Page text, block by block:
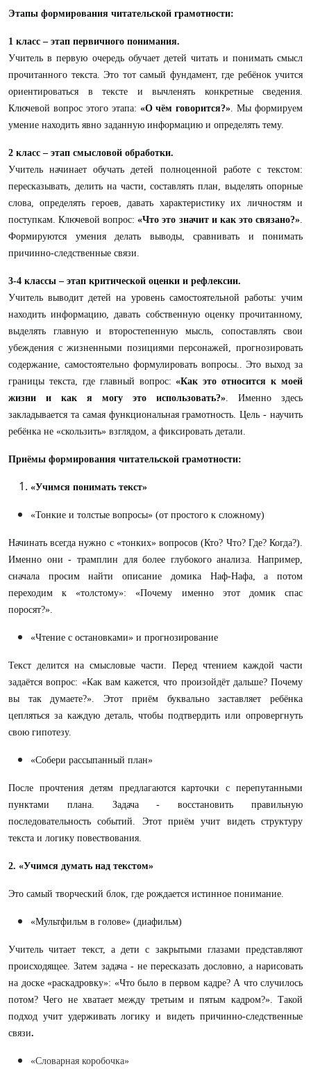
Этапы формирования читательской грамотности:
1 класс – этап первичного понимания.
Учитель в первую очередь обучает детей читать и понимать смысл
прочитанного текста. Это тот самый фундамент, где ребёнок учится
ориентироваться в тексте и вычленять конкретные сведения.
Ключевой вопрос этого этапа: «О чём говорится?». Мы формируем
умение находить явно заданную информацию и определять тему.
2 класс – этап смысловой обработки.
Учитель начинает обучать детей полноценной работе с текстом:
пересказывать, делить на части, составлять план, выделять опорные
слова, определять героев, давать характеристику их личностям и
поступкам. Ключевой вопрос:«Что это значит и как это связано?».
Формируются умения делать выводы, сравнивать и понимать
причинно-следственные связи.
3-4 классы – этап критической оценки и рефлексии.
Учитель выводит детей на уровень самостоятельной работы: учим
находить информацию, давать собственную оценку прочитанному,
выделять главную и второстепенную мысль, сопоставлять свои
убеждения с жизненными позициями персонажей, прогнозировать
содержание, самостоятельно формулировать вопросы.. Это выход за
границы текста, где главный вопрос:«Как это относится к моей
жизни и как я могу это использовать?». Именно здесь
закладывается та самая функциональная грамотность. Цель - научить
ребёнка не «скользить» взглядом, а фиксировать детали.
Приёмы формирования читательской грамотности:
«Учимся понимать текст»
«Тонкие и толстые вопросы» (от простого к сложному)
Начинать всегда нужно с «тонких» вопросов (Кто? Что? Где? Когда?).
Именно они - трамплин для более глубокого анализа. Например,
сначала просим найти описание домика Наф-Нафа, а потом
переходим к «толстому»: «Почему именно этот домик спас
поросят?».
«Чтение с остановками» и прогнозирование
Текст делится на смысловые части. Перед чтением каждой части
задаётся вопрос: «Как вам кажется, что произойдёт дальше? Почему
вы так думаете?». Этот приём буквально заставляет ребёнка
цепляться за каждую деталь, чтобы подтвердить или опровергнуть
свою гипотезу.
«Собери рассыпанный план»
После прочтения детям предлагаются карточки с перепутанными
пунктами плана. Задача - восстановить правильную
последовательность событий. Этот приём учит видеть структуру
текста и логику повествования.
2. «Учимся думать над текстом»
Это самый творческий блок, где рождается истинное понимание.
«Мультфильм в голове» (диафильм)
Учитель читает текст, а дети с закрытыми глазами представляют
происходящее. Затем задача - не пересказать дословно, а нарисовать
на доске «раскадровку»: «Что было в первом кадре? А что случилось
потом? Чего не хватает между третьим и пятым кадром?». Такой
подход учит удерживать логику и видеть причинно-следственные
связи.
«Словарная коробочка»